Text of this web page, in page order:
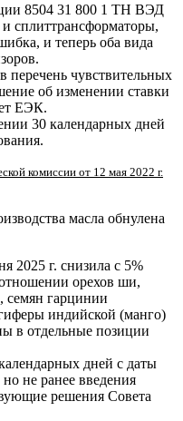
8504 31 800 1 ТН ВЭД
сплиттрансформаторы,
и теперь оба вида
перечень чувствительных
об изменении ставки
ЕЭК.
30 календарных дней
комиссии от 12 мая 2022 г.
масла обнулена
2025 г. снизила с 5%
орехов ши,
семян гарцинии
индийской (манго)
в отдельные позиции
дней с даты
не ранее введения
решения Совета